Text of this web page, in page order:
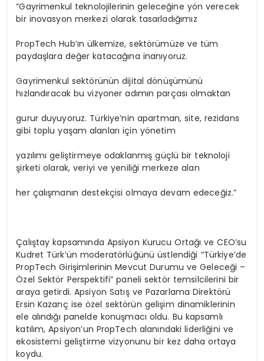
“Gayrimenkul teknolojilerinin geleceğine yön verecek
bir inovasyon merkezi olarak tasarladığımız
PropTech Hub’ın ülkemize, sektörümüze ve tüm
paydaşlara değer katacağına inanıyoruz.
Gayrimenkul sektörünün dijital dönüşümünü
hızlandıracak bu vizyoner adımın parçası olmaktan
gurur duyuyoruz. Türkiye’nin apartman, site, rezidans
gibi toplu yaşam alanları için yönetim
yazılımı geliştirmeye odaklanmış güçlü bir teknoloji
şirketi olarak, veriyi ve yeniliği merkeze alan
her çalışmanın destekçisi olmaya devam edeceğiz.”
Çalıştay kapsamında Apsiyon Kurucu Ortağı ve CEO’su
Kudret Türk’ün moderatörlüğünü üstlendiği “Türkiye’de
PropTech Girişimlerinin Mevcut Durumu ve Geleceği –
Özel Sektör Perspektifi” paneli sektör temsilcilerini bir
araya getirdi. Apsiyon Satış ve Pazarlama Direktörü
Ersin Kazanç ise özel sektörün gelişim dinamiklerinin
ele alındığı panelde konuşmacı oldu. Bu kapsamlı
katılım, Apsiyon’un PropTech alanındaki liderliğini ve
ekosistemi geliştirme vizyonunu bir kez daha ortaya
koydu.